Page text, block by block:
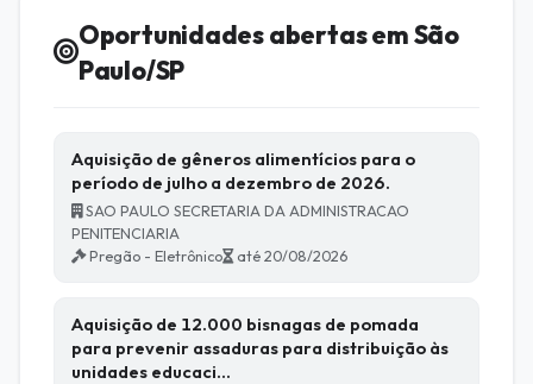
Oportunidades abertas em São
Paulo/SP
Aquisição de gêneros alimentícios para o
período de julho a dezembro de 2026.
SAO PAULO SECRETARIA DA ADMINISTRACAO
PENITENCIARIA
Pregão - Eletrônico
até 20/08/2026
Aquisição de 12.000 bisnagas de pomada
para prevenir assaduras para distribuição às
unidades educaci…